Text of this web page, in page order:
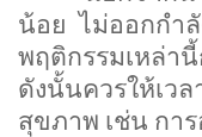
น้อย ไม่ออกกำ
พฤติกรรมเหล่า
ดังนั้นควรให้เว
สุขภาพ เช่น กา